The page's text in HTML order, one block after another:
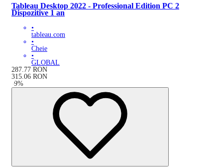
Tableau Desktop 2022 - Professional Edition PC 2
Dispozitive 1 an
•
tableau.com
•
Cheie
•
GLOBAL
287.77 RON
315.06 RON
-9%